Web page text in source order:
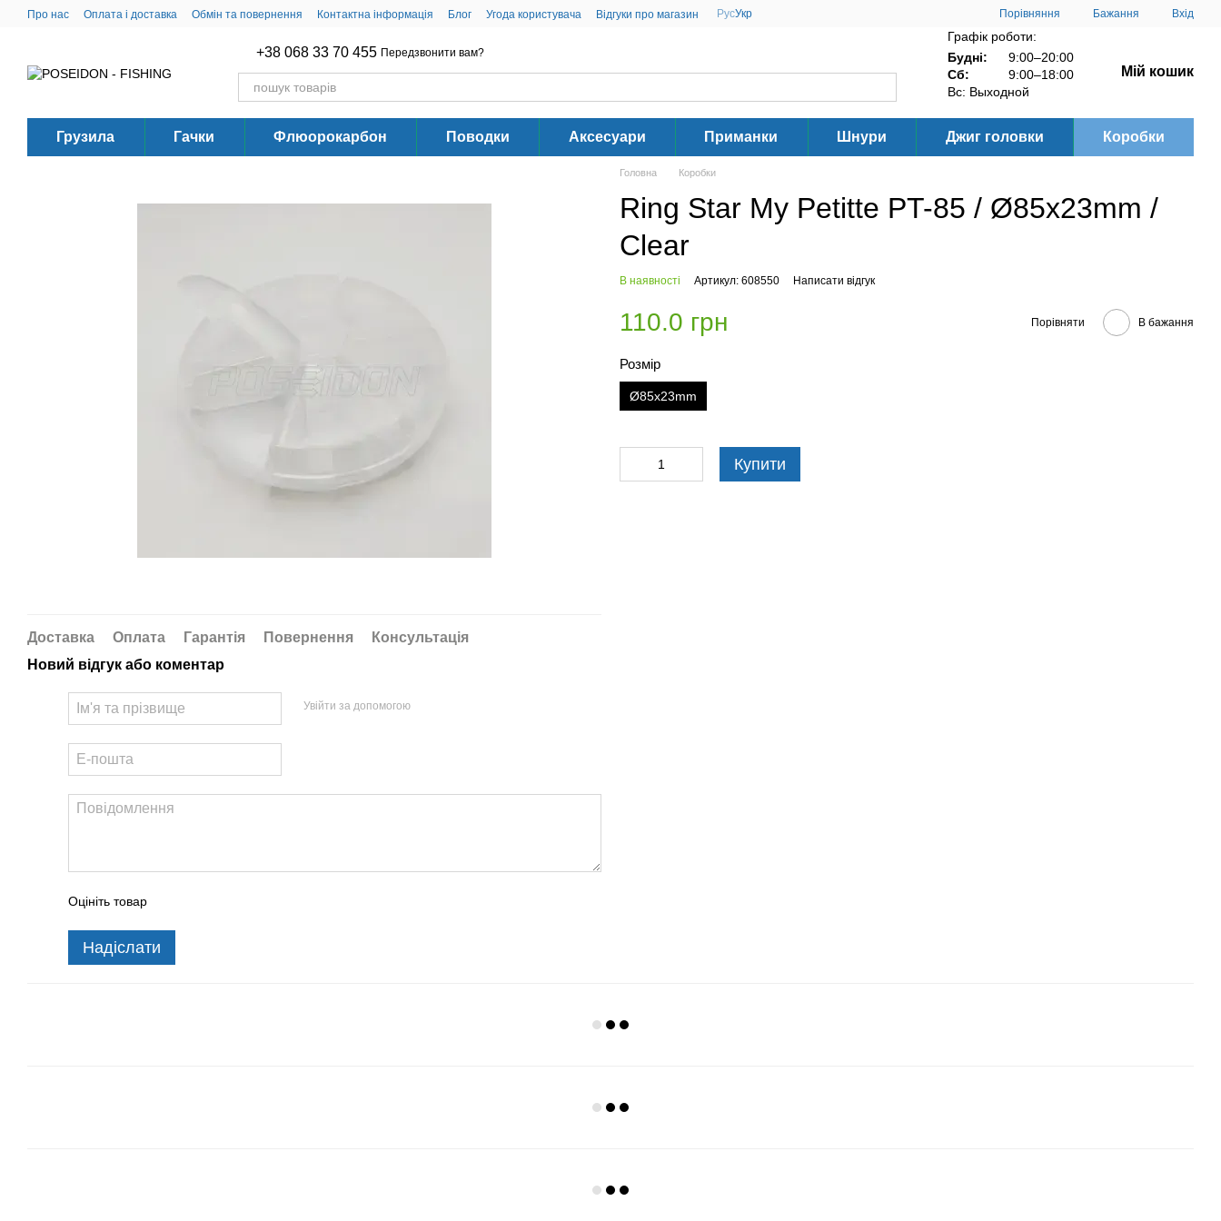
Перейти до основного контенту
Про нас Оплата і доставка Обмін та повернення Контактна інформація Блог Угода користувача Відгуки про магазин РусУкр Порівняння Бажання Вхід
+38 068 33 70 455 Передзвонити вам?
Графік роботи:
Будні:
9:00–20:00
Сб:
9:00–18:00
Вс: Выходной
Мій кошик
Грузила Гачки Флюорокарбон Поводки Аксесуари Приманки Шнури Джиг головки Коробки
Доставка Оплата Гарантія Повернення
Консультація
Новий відгук або коментар
Увійти за допомогою
Оцініть товар
Надіслати
Головна Коробки
Ring Star My Petitte PT-85 / Ø85x23mm /
Clear
В наявності Артикул: 608550 Написати відгук
110.0 грн Порівняти В бажання
Розмір
Ø85x23mm
Купити